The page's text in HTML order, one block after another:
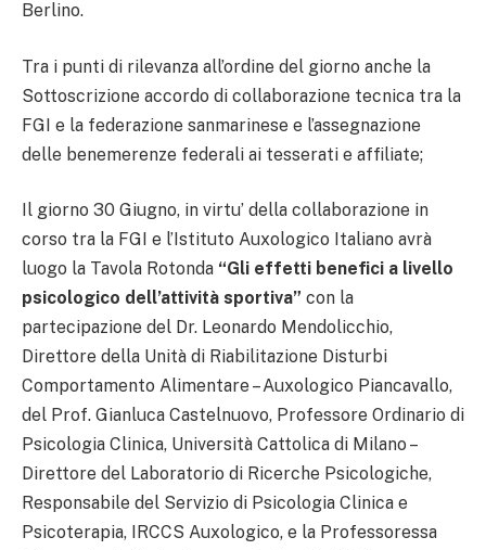
Berlino.
Tra i punti di rilevanza all’ordine del giorno anche la
Sottoscrizione accordo di collaborazione tecnica tra la
FGI e la federazione sanmarinese e l’assegnazione
delle benemerenze federali ai tesserati e affiliate;
Il giorno 30 Giugno, in virtu’ della collaborazione in
corso tra la FGI e l’Istituto Auxologico Italiano avrà
luogo la Tavola Rotonda “Gli effetti benefici a livello
psicologico dell’attività sportiva” con la
partecipazione del Dr. Leonardo Mendolicchio,
Direttore della Unità di Riabilitazione Disturbi
Comportamento Alimentare – Auxologico Piancavallo,
del Prof. Gianluca Castelnuovo, Professore Ordinario di
Psicologia Clinica, Università Cattolica di Milano –
Direttore del Laboratorio di Ricerche Psicologiche,
Responsabile del Servizio di Psicologia Clinica e
Psicoterapia, IRCCS Auxologico, e la Professoressa